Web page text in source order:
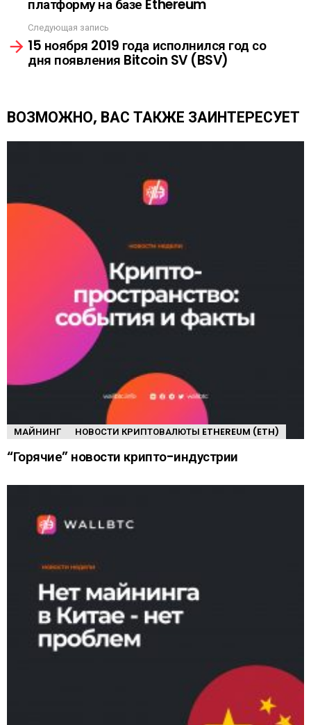
А
е
щ
платформу на базе Ethereum
Следующая запись
15 ноября 2019 года исполнился год со
дня появления Bitcoin SV (BSV)
ВОЗМОЖНО, ВАС ТАКЖЕ ЗАИНТЕРЕСУЕТ
МАЙНИНГ НОВОСТИ КРИПТОВАЛЮТЫ ETHEREUM (ETH)
“Горячие” новости крипто-индустрии